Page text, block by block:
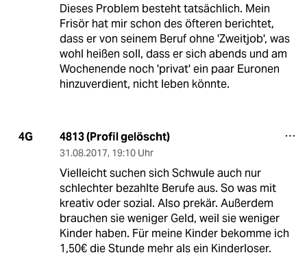
Dieses Problem besteht tatsächlich. Mein
Frisör hat mir schon des öfteren berichtet,
dass er von seinem Beruf ohne 'Zweitjob', was
wohl heißen soll, dass er sich abends und am
Wochenende noch 'privat' ein paar Euronen
hinzuverdient, nicht leben könnte.
4G 4813 (Profil gelöscht)
31.08.2017, 19:10 Uhr
Vielleicht suchen sich Schwule auch nur
schlechter bezahlte Berufe aus. So was mit
kreativ oder sozial. Also prekär. Außerdem
brauchen sie weniger Geld, weil sie weniger
Kinder haben. Für meine Kinder bekomme ich
1,50€ die Stunde mehr als ein Kinderloser.